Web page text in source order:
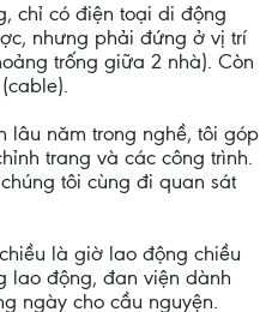
chỉ có điện toại di động
nhưng phải đứng ở vị trí
trống giữa 2 nhà). Còn
lâu năm trong nghề, tôi góp
trang và các công trình.
tôi cùng đi quan sát
là giờ lao động chiều
lao động, đan viện dành
ngày cho cầu nguyện.